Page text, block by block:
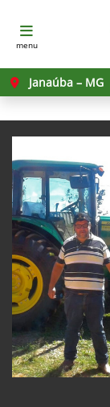
menu
Janaúba – MG